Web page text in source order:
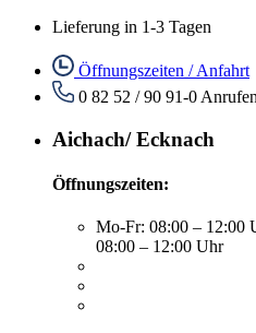
Lieferung in 1-3 Tagen
Öffnungszeiten / Anfahrt
0 82 52 / 90 91-0 Anrufen
Aichach/ Ecknach
Öffnungszeiten:
Mo-Fr: 08:00 – 12:00
08:00 – 12:00 Uhr